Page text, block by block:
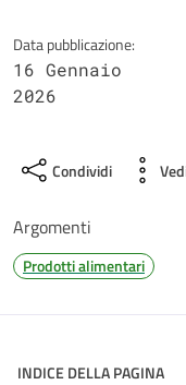
Data pubblicazione:
16 Gennaio
2026
Condividi
Argomenti
Prodotti alimentari
INDICE DELLA PAGINA